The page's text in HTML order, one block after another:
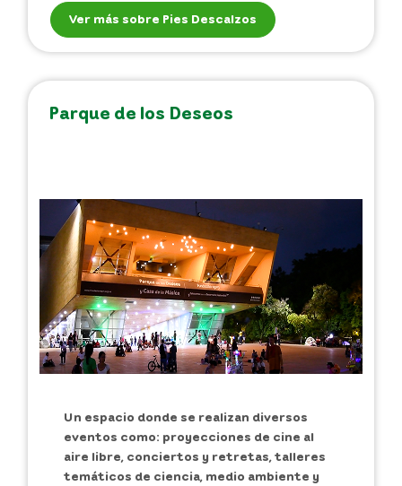
Ver más sobre Pies Descalzos
Parque de los Deseos
Un espacio donde se realizan diversos
eventos como: proyecciones de cine al
aire libre, conciertos y retretas, talleres
temáticos de ciencia, medio ambiente y